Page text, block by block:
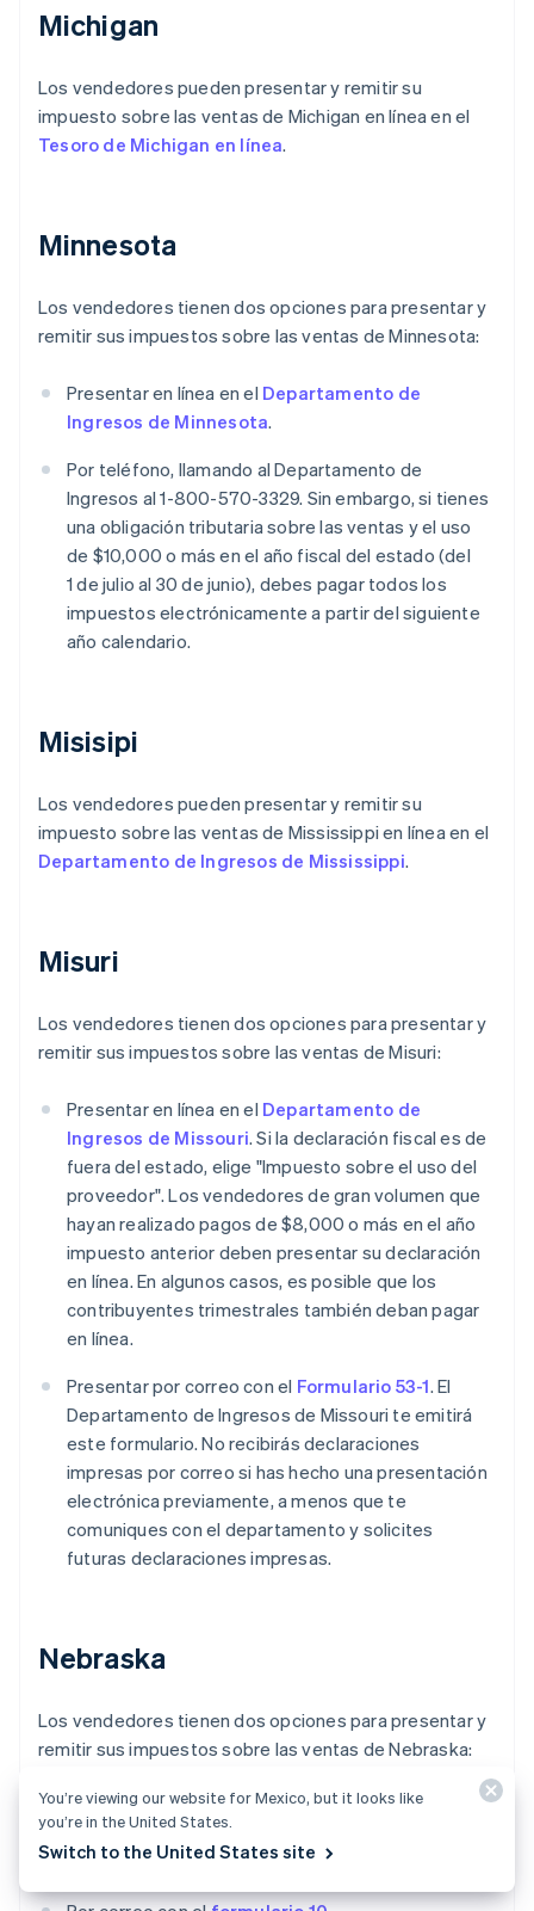
Michigan
Los vendedores pueden presentar y remitir su
impuesto sobre las ventas de Michigan en línea en el
Tesoro de Michigan en línea.
Minnesota
Los vendedores tienen dos opciones para presentar y
remitir sus impuestos sobre las ventas de Minnesota:
Presentar en línea en el Departamento de
Ingresos de Minnesota.
Por teléfono, llamando al Departamento de
Ingresos al 1-800-570-3329. Sin embargo, si tienes
una obligación tributaria sobre las ventas y el uso
de $10,000 o más en el año fiscal del estado (del
1 de julio al 30 de junio), debes pagar todos los
impuestos electrónicamente a partir del siguiente
año calendario.
Misisipi
Los vendedores pueden presentar y remitir su
impuesto sobre las ventas de Mississippi en línea en el
Departamento de Ingresos de Mississippi.
Misuri
Los vendedores tienen dos opciones para presentar y
remitir sus impuestos sobre las ventas de Misuri:
Presentar en línea en el Departamento de
Ingresos de Missouri. Si la declaración fiscal es de
fuera del estado, elige "Impuesto sobre el uso del
proveedor". Los vendedores de gran volumen que
hayan realizado pagos de $8,000 o más en el año
impuesto anterior deben presentar su declaración
en línea. En algunos casos, es posible que los
contribuyentes trimestrales también deban pagar
en línea.
Presentar por correo con el Formulario 53-1. El
Departamento de Ingresos de Missouri te emitirá
este formulario. No recibirás declaraciones
impresas por correo si has hecho una presentación
electrónica previamente, a menos que te
comuniques con el departamento y solicites
futuras declaraciones impresas.
Nebraska
Los vendedores tienen dos opciones para presentar y
remitir sus impuestos sobre las ventas de Nebraska:
Presentar en línea en elDepartamento de
Ingresos de Nebraska
través deNebraska E-Pay.
You’re viewing our website for Mexico, but it looks like
you’re in the United States.
Switch to the United States site